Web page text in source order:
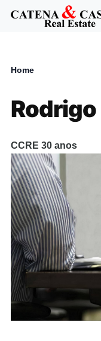
Skip to main content
Home
CCRE 30 anos